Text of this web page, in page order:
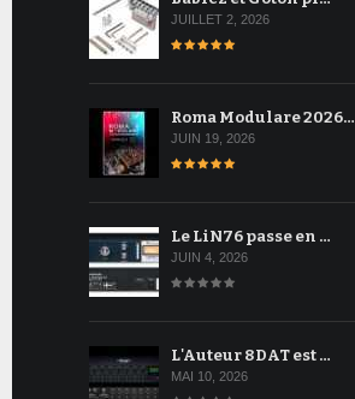
JUILLET 2, 2026
Roma Modulare 2026…
JUIN 19, 2026
Le LiN76 passe en …
JUIN 4, 2026
L'Auteur 8DAT est …
MAI 10, 2026